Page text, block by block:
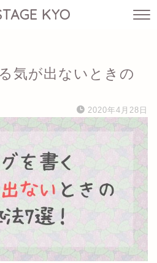
KYO
気が出ないときの
2020年4月28日